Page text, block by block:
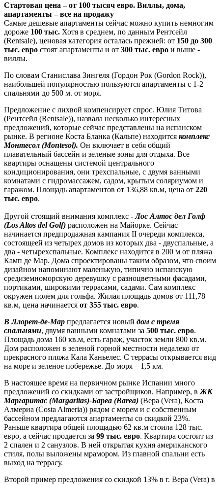
Стартовая цена – от 100 тысяч евро. Виллы, дома,
апартаменты – все на продажу
Самые дешевые апартаменты сейчас можно купить немногим
дороже 100 тыс. Хотя в среднем, по данным Рентсейл
(Rentsale), ценовая категория осталась прежней: от 150 до 300
тыс. евро стоят апартаменты и от 300 тыс. евро и выше -
виллы.
По словам Станислава Зингеля (Гордон Рок (Gordon Rock)),
наибольшей популярностью пользуются апартаменты с 1-2
спальнями до 500 м. от моря.
Предложение с лихвой компенсирует спрос. Юлия Титова
(Рентсейл (Rentsale)), назвала несколько интересных
предложений, которые сейчас представлены на испанском
рынке. В регионе Коста Бланка (Кальпе) находится комплекс
Монтесол (Montesol). Он включает в себя общий
плавательный бассейн и зеленые зоны для отдыха. Все
квартиры оснащены системой центрального
кондиционирования, они трехспальные, с двумя ванными
комнатами с гидромассажем, садом, крытым соляриумом и
гаражом. Площадь апартаментов от 136,88 кв.м, цена от 220
тыс. евро.
Другой стоящий внимания комплекс -Лос Алтос дел Голф
(Los Altos del Golf) расположен на Майорке. Сейчас
начинается предпродажная кампания II очереди комплекса,
состоящеей из четырех домов из которых два - двуспальные, а
два - четырехспальные. Комплекс находится в 200 м от пляжа
Камп де Мар. Дома спроектированы таким образом, что своим
дизайном напоминают маленькую, типично испанскую
средиземноморскую деревушку с разноцветными фасадами,
портиками, широкими террасами, садами. Сам комплекс
окружен полем для гольфа. Жилая площадь домов от 111,78
кв.м, цена начинается от 355 тыс. евро.
В Ллорет-де-Мар предлагается новый дом с тремя
спальнями, двумя ванными комнатами за 500 тыс. евро.
Площадь дома 160 кв.м, есть гараж, участок земли 800 кв.м.
Дом расположен в зеленой горной местности недалеко от
прекрасного пляжа Кала Каньелес. С террасы открывается вид
на море и зеленое побережье. До моря – 1,5 км.
В настоящее время на первичном рынке Испании много
предложений со скидками от застройщиков. Например, в ЖК
Маргаритас (Margaritas)-Бареа (Barea) (Вера (Vera), Коста
Алмериа (Costa Almeria)) рядом с морем и с собственным
бассейном предлагаются апартаменты со скидкой 23%.
Раньше квартира общей площадью 62 кв.м стоила 128 тыс.
евро, а сейчас продается за 99 тыс. евро. Квартира состоит из
2 спален и 2 санузлов. В ней открытая кухня американского
стиля, полы выложены мрамором. Из главной спальни есть
выход на террасу.
Второй пример предложения со скидкой 13% в г. Вера (Vera) в